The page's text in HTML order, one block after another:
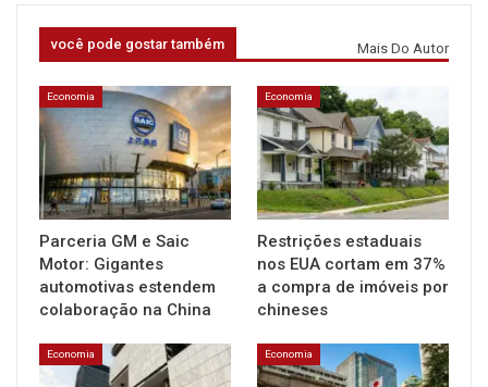
você pode gostar também Mais Do Autor
Economia
Parceria GM e Saic
Motor: Gigantes
automotivas estendem
colaboração na China
Economia
Restrições estaduais
nos EUA cortam em 37%
a compra de imóveis por
chineses
Economia Economia